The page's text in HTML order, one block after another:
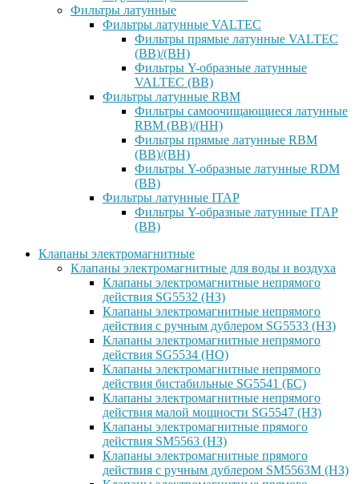
Фильтры латунные
Фильтры латунные VALTEC
Фильтры прямые латунные VALTEC
(ВВ)/(ВН)
Фильтры Y-образные латунные
VALTEC (ВВ)
Фильтры латунные RBM
Фильтры самоочищающиеся латунные
RBM (ВВ)/(НН)
Фильтры прямые латунные RBM
(ВВ)/(ВН)
Фильтры Y-образные латунные RDM
(ВВ)
Фильтры латунные ITAP
Фильтры Y-образные латунные ITAP
(ВВ)
Клапаны электромагнитные
Клапаны электромагнитные для воды и воздуха
Клапаны электромагнитные непрямого
действия SG5532 (НЗ)
Клапаны электромагнитные непрямого
действия с ручным дублером SG5533 (НЗ)
Клапаны электромагнитные непрямого
действия SG5534 (НО)
Клапаны электромагнитные непрямого
действия бистабильные SG5541 (БС)
Клапаны электромагнитные непрямого
действия малой мощности SG5547 (НЗ)
Клапаны электромагнитные прямого
действия SM5563 (НЗ)
Клапаны электромагнитные прямого
действия с ручным дублером SM5563M (НЗ)